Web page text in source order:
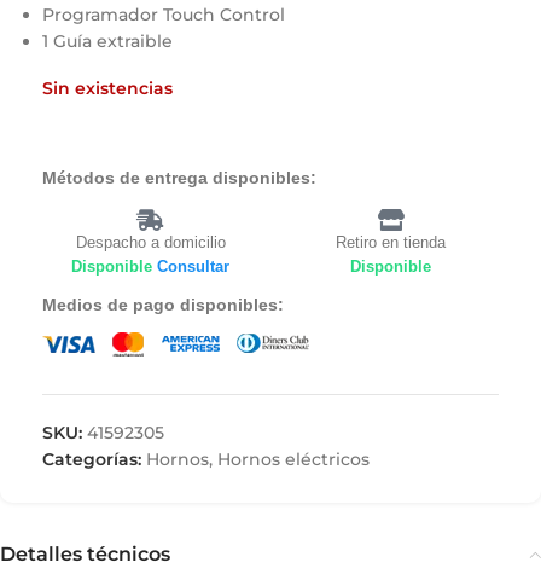
Programador Touch Control
1 Guía extraible
Sin existencias
Métodos de entrega disponibles:
Despacho a domicilio
Disponible Consultar
Retiro en tienda
Disponible
Medios de pago disponibles:
SKU: 41592305
Categorías: Hornos, Hornos eléctricos
Detalles técnicos